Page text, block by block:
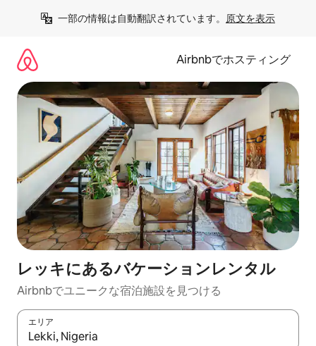
一部の情報は自動翻訳されています。 原文を表示
Airbnbでホスティング
レッキにあるバケーションレンタル
Airbnbでユニークな宿泊施設を見つける
エリア
検索結果が表示されたら、上下の矢印キーを使って移動するか